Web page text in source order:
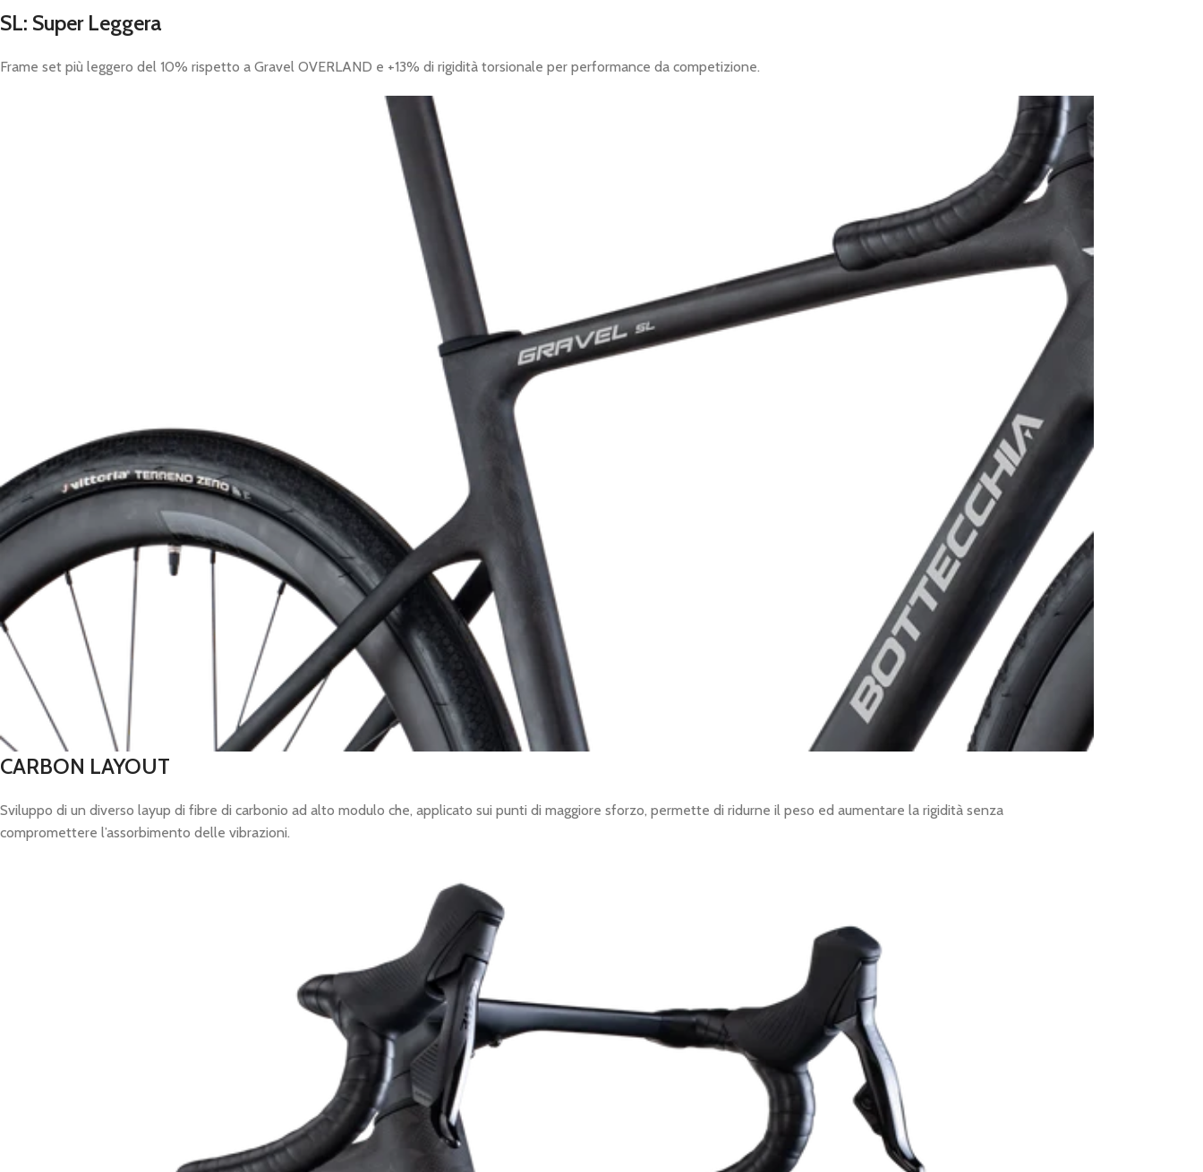
SL: Super Leggera
Frame set più leggero del 10% rispetto a Gravel OVERLAND e +13% di rigidità torsionale per performance da competizione.
CARBON LAYOUT
Sviluppo di un diverso layup di fibre di carbonio ad alto modulo che, applicato sui punti di maggiore sforzo, permette di ridurne il peso ed aumentare la rigidità senza
compromettere l’assorbimento delle vibrazioni.